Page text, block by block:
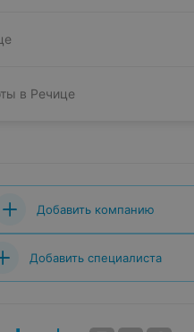
в Речице
Добавить компанию
Добавить специалиста